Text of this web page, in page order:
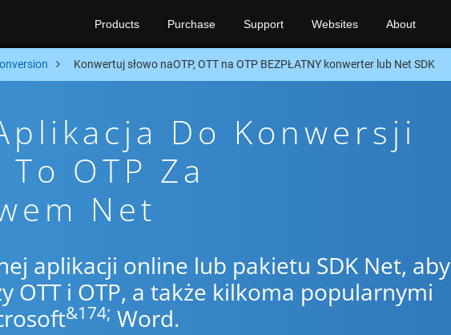
Products Purchase Support Websites About
Konwertuj słowo naOTP, OTT na OTP BEZPŁATNY konwerter lub Net SDK
Do Konwersji
OTP Za
Net
aplikacji online lub pakietu SDK Net, aby
OTT i OTP, a także kilkoma popularnymi
&174; Word.